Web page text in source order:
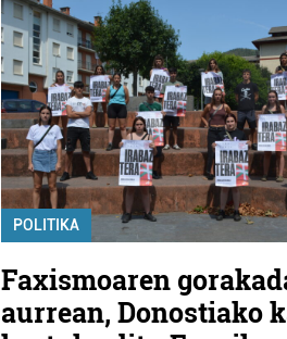
POLITIKA
Faxismoaren
aurrean, Donostiako